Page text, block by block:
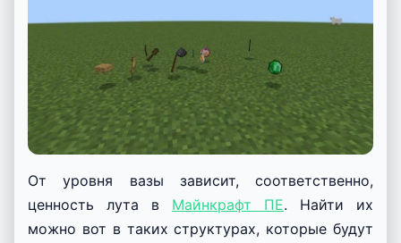
От уровня вазы зависит, соответственно,
ценность лута в Майнкрафт ПЕ. Найти их
можно вот в таких структурах, которые будут